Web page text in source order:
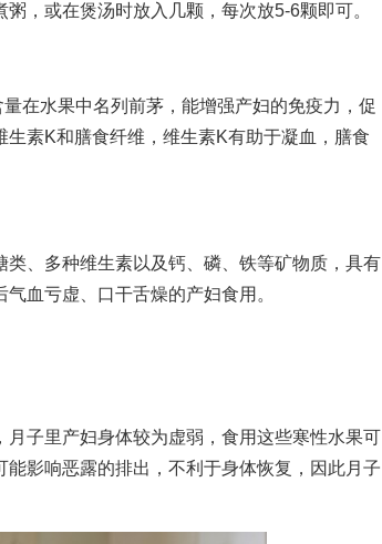
，或在煲汤时放入几颗，每次放5-6颗即可。
水果中名列前茅，能增强产妇的免疫力，促
素K和膳食纤维，维生素K有助于凝血，膳食
、多种维生素以及钙、磷、铁等矿物质，具有
血亏虚、口干舌燥的产妇食用。
子里产妇身体较为虚弱，食用这些寒性水果可
影响恶露的排出，不利于身体恢复，因此月子